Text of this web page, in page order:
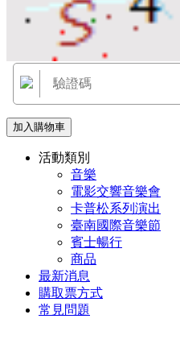
加入購物車
活動類別
音樂
電影交響音樂會
卡普松系列演出
臺南國際音樂節
賓士暢行
商品
最新消息
購取票方式
常見問題